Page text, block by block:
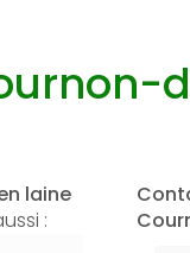
laine
: